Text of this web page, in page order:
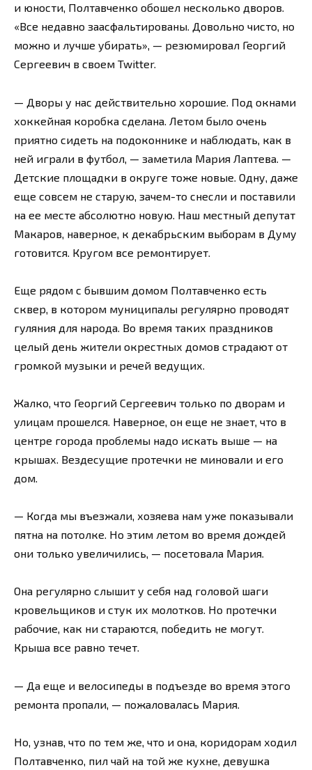
и юности, Полтавченко обошел несколько дворов.
«Все недавно заасфальтированы. Довольно чисто, но
можно и лучше убирать», — резюмировал Георгий
Сергеевич в своем Twitter.
— Дворы у нас действительно хорошие. Под окнами
хоккейная коробка сделана. Летом было очень
приятно сидеть на подоконнике и наблюдать, как в
ней играли в футбол, — заметила Мария Лаптева. —
Детские площадки в округе тоже новые. Одну, даже
еще совсем не старую, зачем-то снесли и поставили
на ее месте абсолютно новую. Наш местный депутат
Макаров, наверное, к декабрьским выборам в Думу
готовится. Кругом все ремонтирует.
Еще рядом с бывшим домом Полтавченко есть
сквер, в котором муниципалы регулярно проводят
гуляния для народа. Во время таких праздников
целый день жители окрестных домов страдают от
громкой музыки и речей ведущих.
Жалко, что Георгий Сергеевич только по дворам и
улицам прошелся. Наверное, он еще не знает, что в
центре города проблемы надо искать выше — на
крышах. Вездесущие протечки не миновали и его
дом.
— Когда мы въезжали, хозяева нам уже показывали
пятна на потолке. Но этим летом во время дождей
они только увеличились, — посетовала Мария.
Она регулярно слышит у себя над головой шаги
кровельщиков и стук их молотков. Но протечки
рабочие, как ни стараются, победить не могут.
Крыша все равно течет.
— Да еще и велосипеды в подъезде во время этого
ремонта пропали, — пожаловалась Мария.
Но, узнав, что по тем же, что и она, коридорам ходил
Полтавченко, пил чай на той же кухне, девушка